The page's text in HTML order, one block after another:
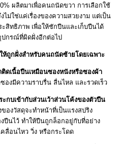
ผลิตมาเพื่อคนถนัดขวา การเลือกใช้
ม่ใช่แค่เรื่องของความสวยงาม แต่เป็น
สิทธิภาพ เพื่อให้ชักปืนและเก็บปืนได้
ปกรณ์ที่ผิดฝั่งอีกต่อไป
ห้ถูกฝั่งสำหรับคนถนัดซ้ายโดยเฉพาะ
ดเนื้อปืนเหมือนซองหนังหรือซองผ้า
องมีความราบรื่น ลื่นไหล และรวดเร็ว
กบเข้ากับส่วนเว้าส่วนโค้งของตัวปืน
ของวัสดุจะทำหน้าที่เป็นแรงสปริง
ปืนไว้ ทำให้ปืนถูกล็อกอยู่กับที่อย่าง
ลื่อนไหว วิ่ง หรือกระโดด